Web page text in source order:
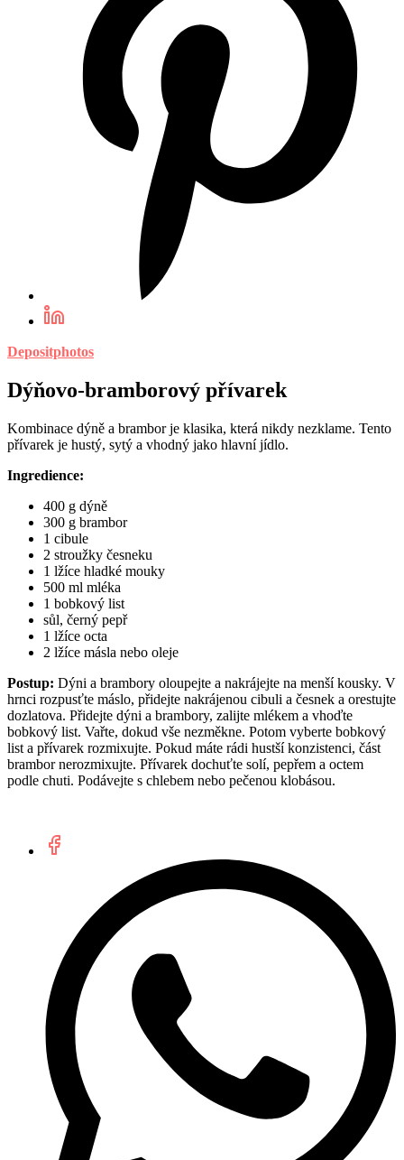
Depositphotos
Dýňovo-bramborový přívarek
Kombinace dýně a brambor je klasika, která nikdy nezklame. Tento
přívarek je hustý, sytý a vhodný jako hlavní jídlo.
Ingredience:
400 g dýně
300 g brambor
1 cibule
2 stroužky česneku
1 lžíce hladké mouky
500 ml mléka
1 bobkový list
sůl, černý pepř
1 lžíce octa
2 lžíce másla nebo oleje
Postup: Dýni a brambory oloupejte a nakrájejte na menší kousky. V
hrnci rozpusťte máslo, přidejte nakrájenou cibuli a česnek a orestujte
dozlatova. Přidejte dýni a brambory, zalijte mlékem a vhoďte
bobkový list. Vařte, dokud vše nezměkne. Potom vyberte bobkový
list a přívarek rozmixujte. Pokud máte rádi hustší konzistenci, část
brambor nerozmixujte. Přívarek dochuťte solí, pepřem a octem
podle chuti. Podávejte s chlebem nebo pečenou klobásou.